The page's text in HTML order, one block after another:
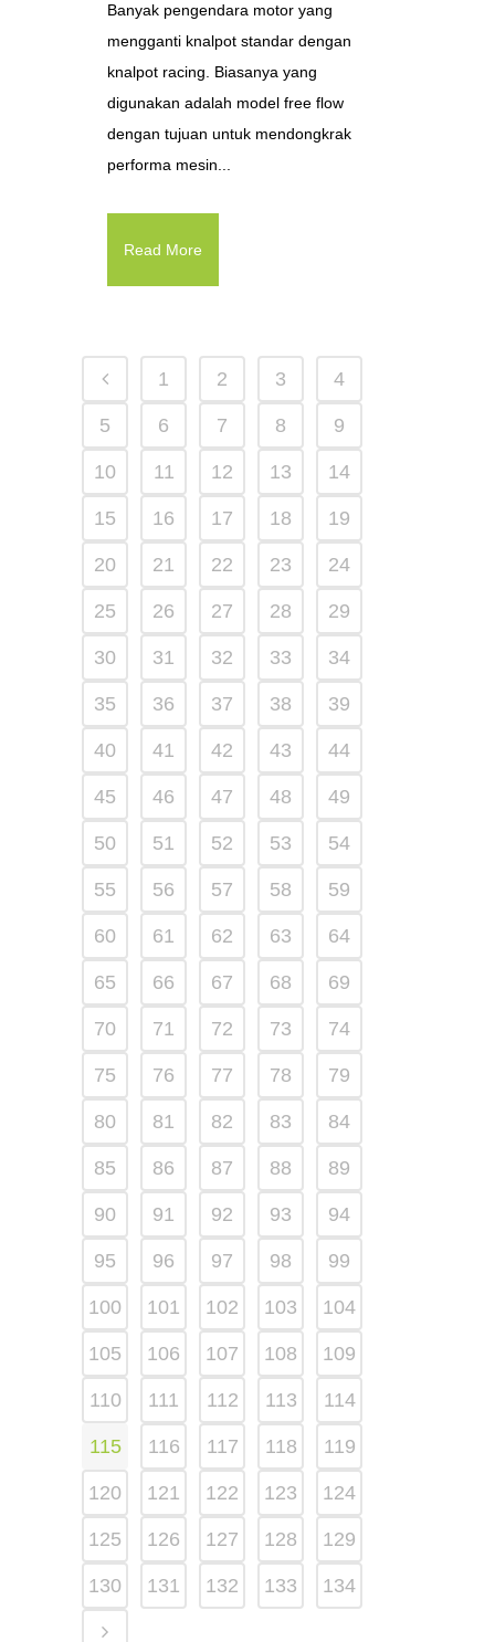
Banyak pengendara motor yang
mengganti knalpot standar dengan
knalpot racing. Biasanya yang
digunakan adalah model free flow
dengan tujuan untuk mendongkrak
performa mesin...
Read More
1 2 3 4
5 6 7 8 9
10 11 12 13 14
15 16 17 18 19
20 21 22 23 24
25 26 27 28 29
30 31 32 33 34
35 36 37 38 39
40 41 42 43 44
45 46 47 48 49
50 51 52 53 54
55 56 57 58 59
60 61 62 63 64
65 66 67 68 69
70 71 72 73 74
75 76 77 78 79
80 81 82 83 84
85 86 87 88 89
90 91 92 93 94
95 96 97 98 99
100 101 102 103 104
105 106 107 108 109
110 111 112 113 114
115 116 117 118 119
120 121 122 123 124
125 126 127 128 129
130 131 132 133 134